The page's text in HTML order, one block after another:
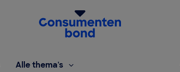
Homepage van de Consumentenbond
Alle thema's